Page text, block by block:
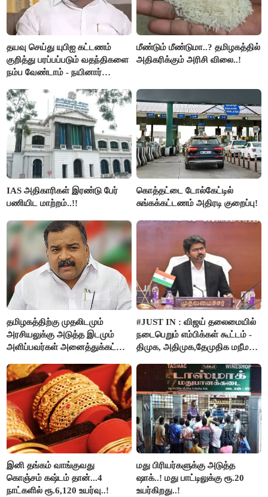
தயவு செய்து யுபிஐ கட்டணம்
குறித்து பரப்பப்படும் வதந்திகளை
நம்ப வேண்டாம் - நயினார்
மீண்டும் மீண்டுமா..? தமிழகத்தில்
அதிகரிக்கும் அரிசி விலை..!
IAS அதிகாரிகள் இரண்டு பேர்
பணியிட மாற்றம்..!!
கொத்தட்டை டோல்கேட்டில்
சுங்கக்கட்டணம் அதிரடி குறைப்பு!
தமிழகத்திற்கு முதலிடமும்
அரசியலுக்கு அடுத்த இடமும்
அளிப்பவர்கள் அனைத்துக்கட்சி
பங்கேற்பார்கள் - மாணிக்கம்
தாகூர்..!!
#JUST IN : விஜய் தலைமையில்
நடைபெறும் எம்பிக்கள் கூட்டம் -
திமுக, அதிமுக,தேமுதிக மநீம
இனி தங்கம் வாங்குவது
கொஞ்சம் கஷ்டம் தான்...4
நாட்களில் ரூ.6,120 உயர்வு..!
மது பிரியர்களுக்கு அடுத்த
ஷாக்..! மது பாட்டிலுக்கு ரூ.20
உயர்கிறது..!